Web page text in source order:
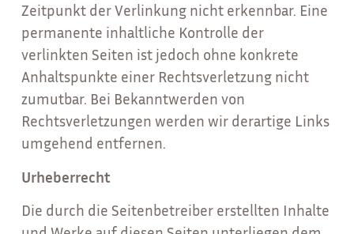
Zeitpunkt der Verlinkung nicht erkennbar. Eine
permanente inhaltliche Kontrolle der
verlinkten Seiten ist jedoch ohne konkrete
Anhaltspunkte einer Rechtsverletzung nicht
zumutbar. Bei Bekanntwerden von
Rechtsverletzungen werden wir derartige Links
umgehend entfernen.
Urheberrecht
Die durch die Seitenbetreiber erstellten Inhalte